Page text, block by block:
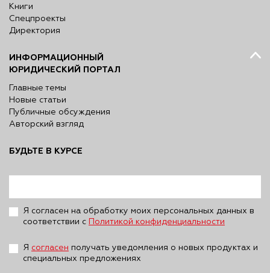
Книги
Спецпроекты
Директория
ИНФОРМАЦИОННЫЙ
ЮРИДИЧЕСКИЙ ПОРТАЛ
Главные темы
Новые статьи
Публичные обсуждения
Авторский взгляд
БУДЬТЕ В КУРСЕ
Я согласен на обработку моих персональных данных в
соответствии с
Политикой конфиденциальности
Я согласен получать уведомления о новых продуктах и
специальных предложениях